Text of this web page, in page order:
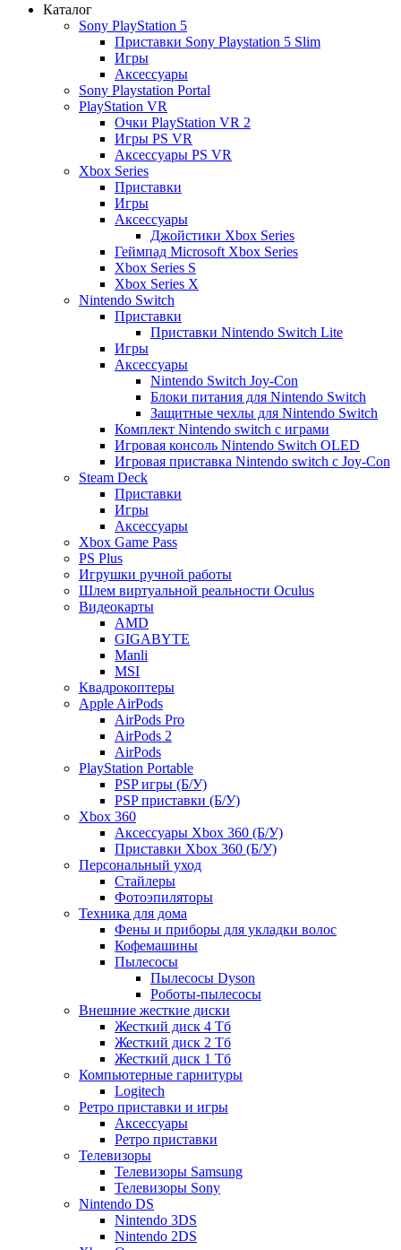
Каталог
Sony PlayStation 5
Приставки Sony Playstation 5 Slim
Игры
Аксессуары
Sony Playstation Portal
PlayStation VR
Очки PlayStation VR 2
Игры PS VR
Аксессуары PS VR
Xbox Series
Приставки
Игры
Аксессуары
Джойстики Xbox Series
Геймпад Microsoft Xbox Series
Xbox Series S
Xbox Series X
Nintendo Switch
Приставки
Приставки Nintendo Switch Lite
Игры
Аксессуары
Nintendo Switch Joy-Con
Блоки питания для Nintendo Switch
Защитные чехлы для Nintendo Switch
Комплект Nintendo switch с играми
Игровая консоль Nintendo Switch OLED
Игровая приставка Nintendo switch с Joy-Con
Steam Deck
Приставки
Игры
Аксессуары
Xbox Game Pass
PS Plus
Игрушки ручной работы
Шлем виртуальной реальности Oculus
Видеокарты
AMD
GIGABYTE
Manli
MSI
Квадрокоптеры
Apple AirPods
AirPods Pro
AirPods 2
AirPods
PlayStation Portable
PSP игры (Б/У)
PSP приставки (Б/У)
Xbox 360
Аксессуары Xbox 360 (Б/У)
Приставки Xbox 360 (Б/У)
Персональный уход
Стайлеры
Фотоэпиляторы
Техника для дома
Фены и приборы для укладки волос
Кофемашины
Пылесосы
Пылесосы Dyson
Роботы-пылесосы
Внешние жесткие диски
Жесткий диск 4 Тб
Жесткий диск 2 Тб
Жесткий диск 1 Тб
Компьютерные гарнитуры
Logitech
Ретро приставки и игры
Аксессуары
Ретро приставки
Телевизоры
Телевизоры Samsung
Телевизоры Sony
Nintendo DS
Nintendo 3DS
Nintendo 2DS